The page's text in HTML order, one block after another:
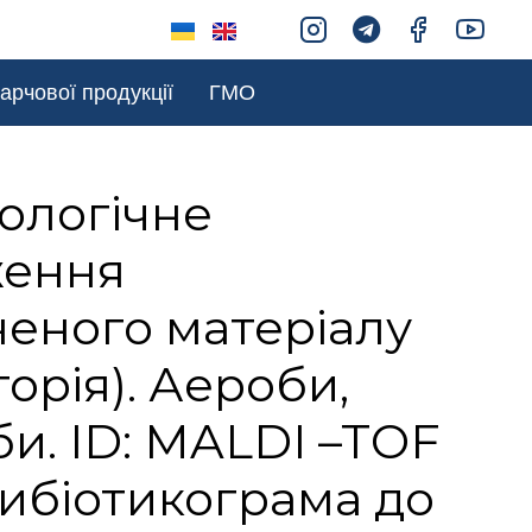
продукції ГМО
матеріалу
Аероби,
ID: MALDI –TOF
до